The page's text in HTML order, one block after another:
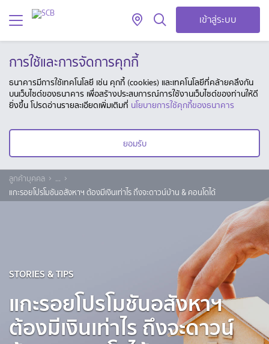
เข้าสู่ระบบ
การใช้และการจัดการคุกกี้
ธนาคารมีการใช้เทคโนโลยี เช่น คุกกี้ (cookies) และเทคโนโลยีที่คล้ายคลึงกัน
บนเว็บไซต์ของธนาคาร เพื่อสร้างประสบการณ์การใช้งานเว็บไซต์ของท่านให้ดี
ยิ่งขึ้น โปรดอ่านรายละเอียดเพิ่มเติมที่ นโยบายการใช้คุกกี้ของธนาคาร
ยอมรับ
ลูกค้าบุคคล
...
แกะรอยโปรโมชันอสังหาฯ ต้องมีเงินเท่าไร ถึงจะดาวน์บ้าน & คอนโดได้
STORIES & TIPS
แกะรอยโปรโมชันอสังหาฯ
ต้องมีเงินเท่าไร ถึงจะดาวน์